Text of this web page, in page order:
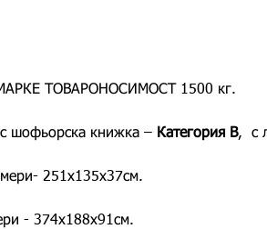
ТОВАРОНОСИМОСТ 1500 кг.
с шофьорска книжка – Категория В,  с
251х135х37см.
- 374х188х91см.